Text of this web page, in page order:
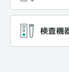
検査機